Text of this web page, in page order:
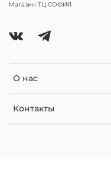
О нас
Контакты
Магазин ТЦ СОФИЯ